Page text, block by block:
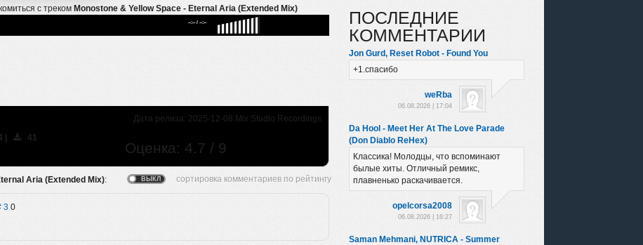
с треком Monostone & Yellow Space - Eternal Aria (Extended Mix)
--:-- / --:--
Дата релиза: 2025-12-08 Mix Studio Recordings
Оценка: 4.7 / 9
|
41
Aria (Extended Mix):
3 0
ПОСЛЕДНИЕ
КОММЕНТАРИИ
Jon Gurd, Reset Robot - Found You
+1.спасибо
weRba
06.08.2026 | 17:04
Da Hool - Meet Her At The Love Parade
(Don Diablo ReHex)
Классика! Молодцы, что вспоминают
былые хиты. Отличный ремикс,
плавненько раскачивается.
opelcorsa2008
06.08.2026 | 16:27
Saman Mehmani, NUTRICA - Summer